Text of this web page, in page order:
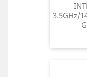
3.5GHz/